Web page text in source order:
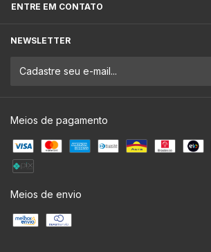
ENTRE EM CONTATO
NEWSLETTER
Meios de pagamento
Meios de envio